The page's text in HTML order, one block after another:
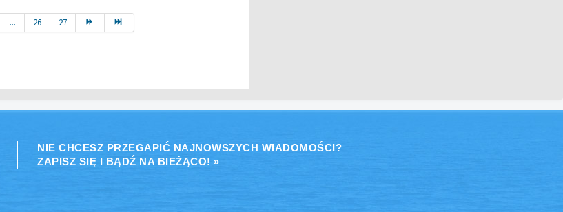
... 26 27
NIE CHCESZ PRZEGAPIĆ NAJNOWSZYCH WIADOMOŚCI?
ZAPISZ SIĘ I BĄDŹ NA BIEŻĄCO! »